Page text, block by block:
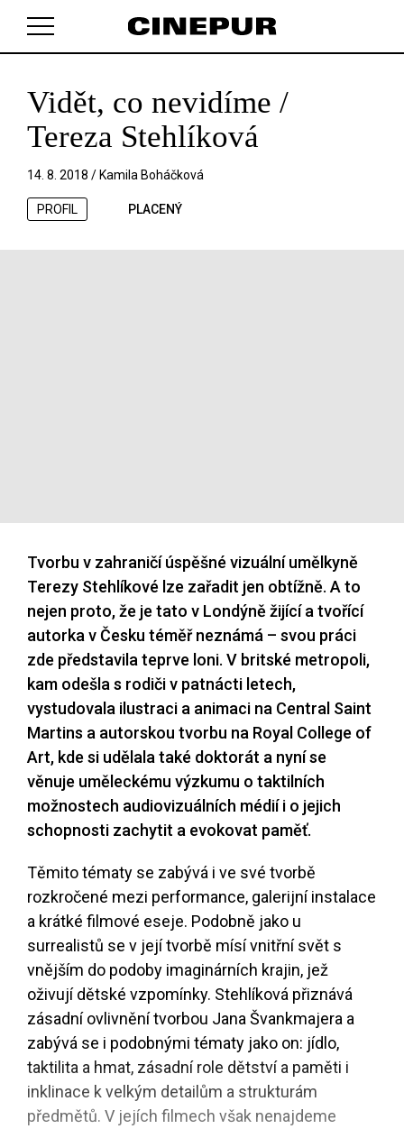
V košíku zatím nemáte žádné položky.
Vidět, co nevidíme /
Tereza Stehlíková
14. 8. 2018 / Kamila Boháčková
PROFIL PLACENÝ
Tvorbu v zahraničí úspěšné vizuální umělkyně
Terezy Stehlíkové lze zařadit jen obtížně. A to
nejen proto, že je tato v Londýně žijící a tvořící
autorka v Česku téměř neznámá – svou práci
zde představila teprve loni. V britské metropoli,
kam odešla s rodiči v patnácti letech,
vystudovala ilustraci a animaci na Central Saint
Martins a autorskou tvorbu na Royal College of
Art, kde si udělala také doktorát a nyní se
věnuje uměleckému výzkumu o taktilních
možnostech audiovizuálních médií i o jejich
schopnosti zachytit a evokovat paměť.
Těmito tématy se zabývá i ve své tvorbě
rozkročené mezi performance, galerijní instalace
a krátké filmové eseje. Podobně jako u
surrealistů se v její tvorbě mísí vnitřní svět s
vnějším do podoby imaginárních krajin, jež
oživují dětské vzpomínky. Stehlíková přiznává
zásadní ovlivnění tvorbou Jana Švankmajera a
zabývá se i podobnými tématy jako on: jídlo,
taktilita a hmat, zásadní role dětství a paměti i
inklinace k velkým detailům a strukturám
předmětů. V jejích filmech však nenajdeme